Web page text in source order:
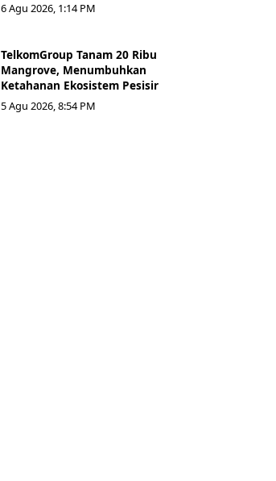
6 Agu 2026, 1:14 PM
TelkomGroup Tanam 20 Ribu
Mangrove, Menumbuhkan
Ketahanan Ekosistem Pesisir
5 Agu 2026, 8:54 PM